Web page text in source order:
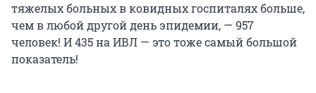
тяжелых больных в ковидных госпиталях больше,
чем в любой другой день эпидемии, — 957
человек! И 435 на ИВЛ — это тоже самый большой
показатель!